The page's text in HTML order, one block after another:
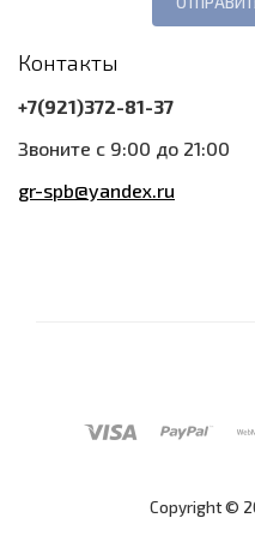
Контакты
+7(921)372-81-37
Звоните с 9:00 до 21:00
gr-spb@yandex.ru
Copyright ©